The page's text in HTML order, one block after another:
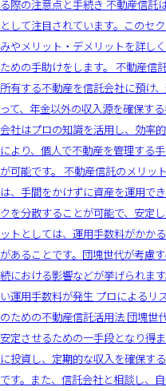
る際の注意点と手続き 不動産信託
として注目されています。このセ
みやメリット・デメリットを詳し
ための手助けをします。 不動産信
所有する不動産を信託会社に預け
って、年金以外の収入源を確保す
会社はプロの知識を活用し、効率
により、個人で不動産を管理する
が可能です。 不動産信託のメリッ
は、手間をかけずに資産を運用で
クを分散することが可能で、安定
ットとしては、運用手数料がかか
があることです。団塊世代が考慮
続における影響などが挙げられま
い運用手数料が発生 プロによるリ
のための不動産信託活用法 団塊世
安定させるための一手段となり得
に投資し、定期的な収入を確保す
です。また、信託会社と相談し、